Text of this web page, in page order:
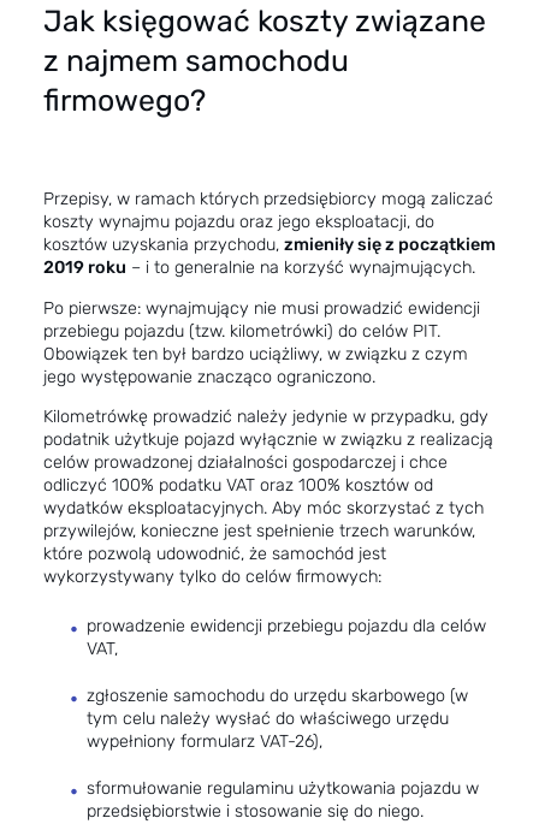
Jak księgować koszty związane
z najmem samochodu
firmowego?
Przepisy, w ramach których przedsiębiorcy mogą zaliczać
koszty wynajmu pojazdu oraz jego eksploatacji, do
kosztów uzyskania przychodu, zmieniły się z początkiem
2019 roku – i to generalnie na korzyść wynajmujących.
Po pierwsze: wynajmujący nie musi prowadzić ewidencji
przebiegu pojazdu (tzw. kilometrówki) do celów PIT.
Obowiązek ten był bardzo uciążliwy, w związku z czym
jego występowanie znacząco ograniczono.
Kilometrówkę prowadzić należy jedynie w przypadku, gdy
podatnik użytkuje pojazd wyłącznie w związku z realizacją
celów prowadzonej działalności gospodarczej i chce
odliczyć 100% podatku VAT oraz 100% kosztów od
wydatków eksploatacyjnych. Aby móc skorzystać z tych
przywilejów, konieczne jest spełnienie trzech warunków,
które pozwolą udowodnić, że samochód jest
wykorzystywany tylko do celów firmowych:
prowadzenie ewidencji przebiegu pojazdu dla celów
VAT,
zgłoszenie samochodu do urzędu skarbowego (w
tym celu należy wysłać do właściwego urzędu
wypełniony formularz VAT-26),
sformułowanie regulaminu użytkowania pojazdu w
przedsiębiorstwie i stosowanie się do niego.